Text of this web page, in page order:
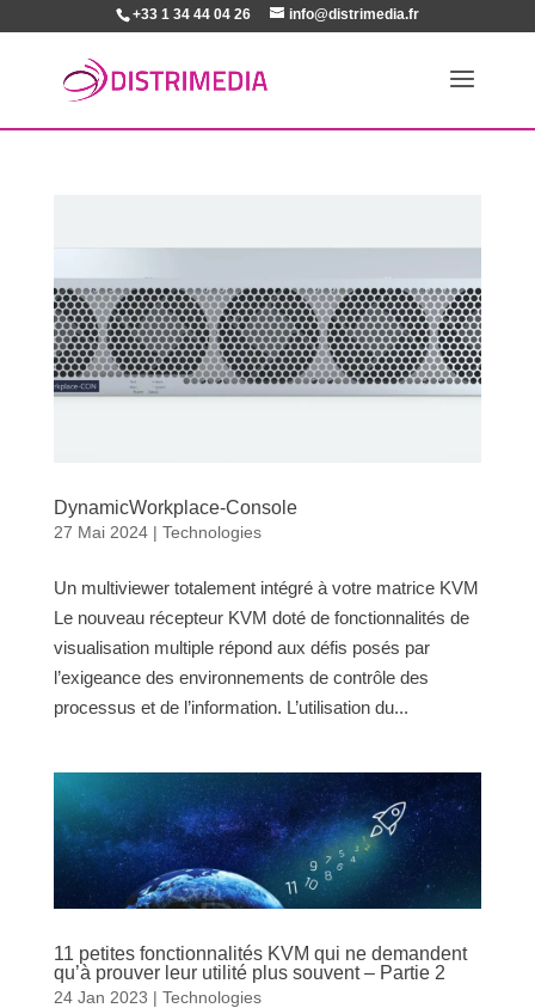
+33 1 34 44 04 26 info@distrimedia.fr
DynamicWorkplace-Console
27 Mai 2024| Technologies
Un multiviewer totalement intégré à votre matrice KVM
Le nouveau récepteur KVM doté de fonctionnalités de
visualisation multiple répond aux défis posés par
l’exigeance des environnements de contrôle des
processus et de l’information. L’utilisation du...
11 petites fonctionnalités KVM qui ne demandent
qu’à prouver leur utilité plus souvent – Partie 2
24 Jan 2023 | Technologies